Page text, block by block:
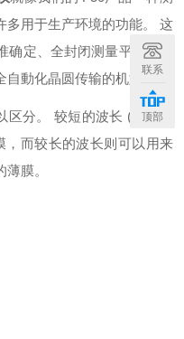
多用于生产环境的功能。 这
定、全封闭测量平台、预
自動化晶圆传输的机型。
分。 较短的波长 (例如，
，而较长的波长则可以用来
膜。
联系
顶部